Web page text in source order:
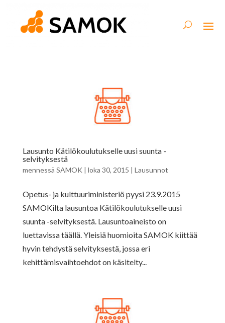
Lausunto Kätilökoulutukselle uusi suunta -
selvityksestä
mennessä SAMOK | loka 30, 2015 | Lausunnot
Opetus- ja kulttuuriministeriö pyysi 23.9.2015
SAMOKilta lausuntoa Kätilökoulutukselle uusi
suunta -selvityksestä. Lausuntoaineisto on
luettavissa täällä. Yleisiä huomioita SAMOK kiittää
hyvin tehdystä selvityksestä, jossa eri
kehittämisvaihtoehdot on käsitelty...